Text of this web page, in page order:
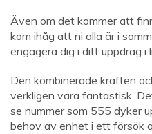
Även om det kommer att
kom ihåg att ni alla är i
engagera dig i ditt uppdrag
Den kombinerade kraften
verkligen vara fantastisk.
se nummer som 555 dyker
behov av enhet i ett försök